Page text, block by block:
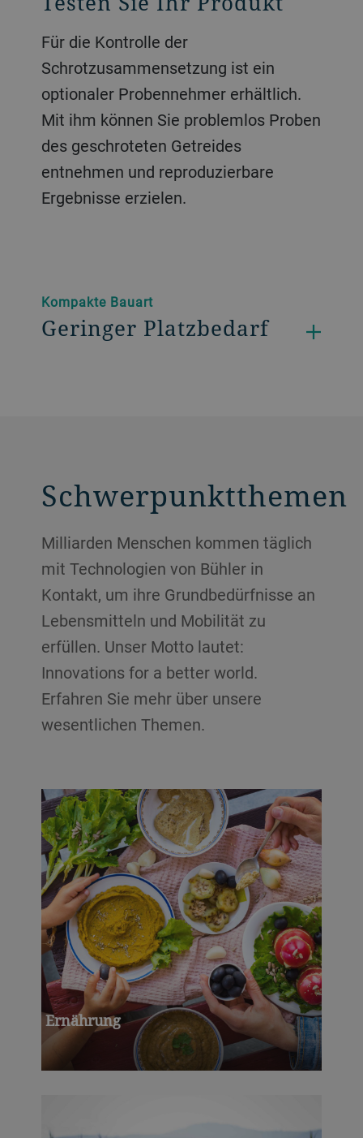
Für die Kontrolle der
Schrotzusammensetzung ist ein
optionaler Probennehmer erhältlich.
Mit ihm können Sie problemlos Proben
des geschroteten Getreides
entnehmen und reproduzierbare
Ergebnisse erzielen.
Kompakte Bauart
Geringer Platzbedarf
Schwerpunktthemen
Milliarden Menschen kommen täglich
mit Technologien von Bühler in
Kontakt, um ihre Grundbedürfnisse an
Lebensmitteln und Mobilität zu
erfüllen. Unser Motto lautet:
Innovations for a better world.
Erfahren Sie mehr über unsere
wesentlichen Themen.
Ernährung